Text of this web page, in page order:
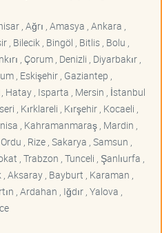
, Ağrı , Amasya , Ankara ,
, Bilecik , Bingöl , Bitlis , Bolu ,
, Çorum , Denizli , Diyarbakır ,
, Eskişehir , Gaziantep ,
Hatay , Isparta , Mersin , İstanbul
, Kırklareli , Kırşehir , Kocaeli ,
, Kahramanmaraş , Mardin ,
, Rize , Sakarya , Samsun ,
, Trabzon , Tunceli , Şanlıurfa ,
Aksaray , Bayburt , Karaman ,
, Ardahan , Iğdır , Yalova ,